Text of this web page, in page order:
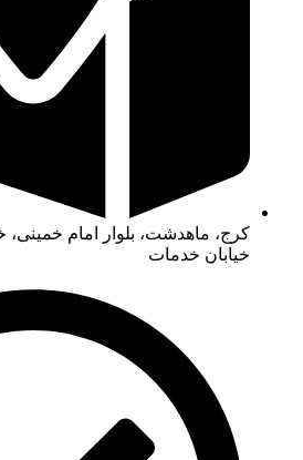
کرج، ماهدشت، بلوار امام خمینی،
خیابان خدمات